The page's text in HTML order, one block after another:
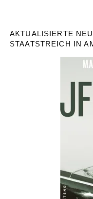
AKTUALISIERTE
STAATSTREICH IN